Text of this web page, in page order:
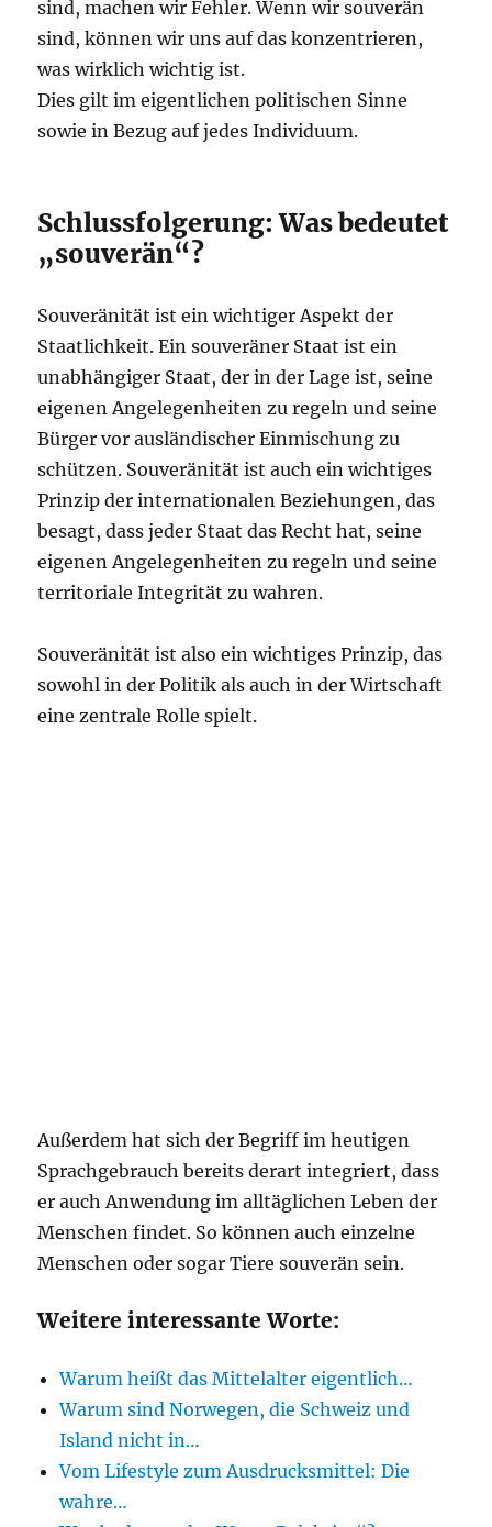
sind, machen wir Fehler. Wenn wir souverän
sind, können wir uns auf das konzentrieren,
was wirklich wichtig ist.
Dies gilt im eigentlichen politischen Sinne
sowie in Bezug auf jedes Individuum.
Schlussfolgerung: Was bedeutet
„souverän“?
Souveränität ist ein wichtiger Aspekt der
Staatlichkeit. Ein souveräner Staat ist ein
unabhängiger Staat, der in der Lage ist, seine
eigenen Angelegenheiten zu regeln und seine
Bürger vor ausländischer Einmischung zu
schützen. Souveränität ist auch ein wichtiges
Prinzip der internationalen Beziehungen, das
besagt, dass jeder Staat das Recht hat, seine
eigenen Angelegenheiten zu regeln und seine
territoriale Integrität zu wahren.
Souveränität ist also ein wichtiges Prinzip, das
sowohl in der Politik als auch in der Wirtschaft
eine zentrale Rolle spielt.
Außerdem hat sich der Begriff im heutigen
Sprachgebrauch bereits derart integriert, dass
er auch Anwendung im alltäglichen Leben der
Menschen findet. So können auch einzelne
Menschen oder sogar Tiere souverän sein.
Weitere interessante Worte:
Warum heißt das Mittelalter eigentlich…
Warum sind Norwegen, die Schweiz und
Island nicht in…
Vom Lifestyle zum Ausdrucksmittel: Die
wahre…